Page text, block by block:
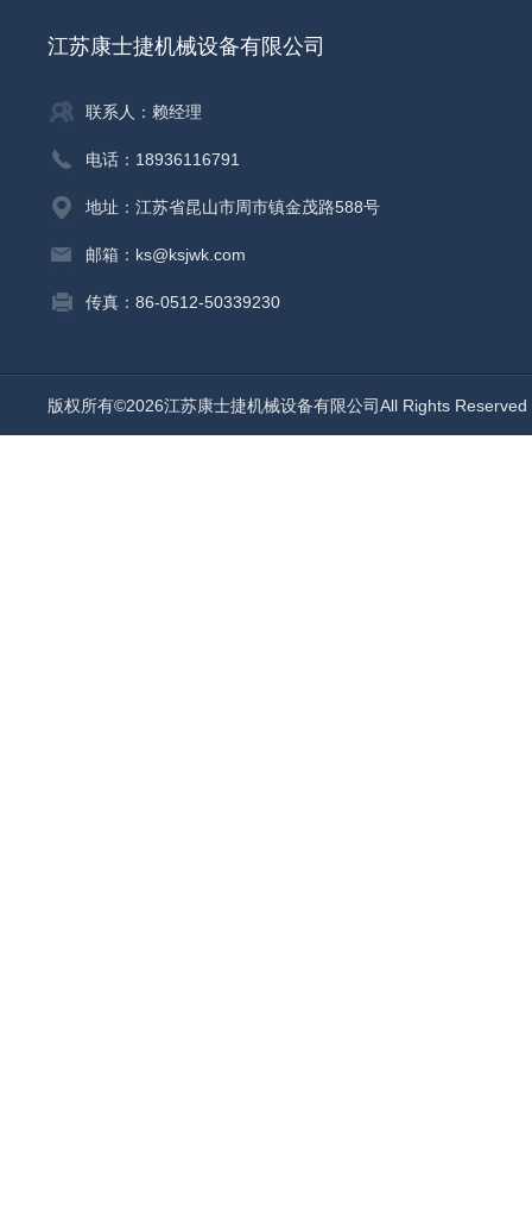
江苏康士捷机械设备有限公司
联系人：赖经理
电话：18936116791
地址：江苏省昆山市周市镇金茂路588号
邮箱：ks@ksjwk.com
传真：86-0512-50339230
版权所有©2026江苏康士捷机械设备有限公司All Rights